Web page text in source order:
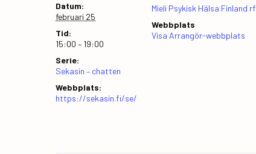
Datum:
februari 25
Tid:
15:00 – 19:00
Serie:
Sekasin – chatten
Webbplats:
https://sekasin.fi/se/
Mieli Psykisk Hälsa Finland rf
Webbplats
Visa Arrangör-webbplats